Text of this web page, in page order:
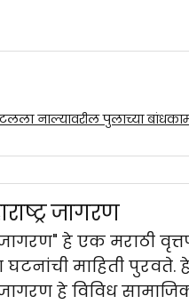
नाल्यावरील पुलाच्या
जागरण
जागरण" हे एक मराठी
घटनांची माहिती
जागरण हे विविध